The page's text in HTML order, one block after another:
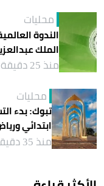
محليات
الندوة
الملك
منذ 25 دقيقة
محليات
تبوك: بدء
ابتدائي
منذ 35 دقيقة